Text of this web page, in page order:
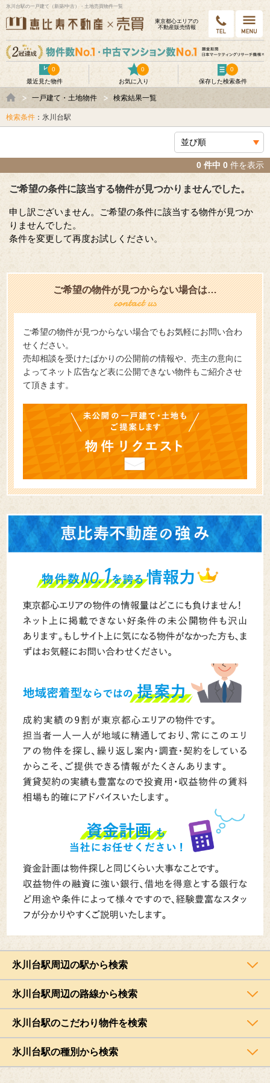
氷川台駅の一戸建て（新築/中古）・土地売買物件一覧
東京都⼼エリアの
不動産販売情報
最近見た物件
0
お気に入り
0
保存した検索条件
0
一戸建て・土地物件 検索結果一覧
検索条件 ：氷川台駅
0 件中 0 件を表示
ご希望の条件に該当する物件が見つかりませんでした。
申し訳ございません。ご希望の条件に該当する物件が見つか
りませんでした。
条件を変更して再度お試しください。
ご希望の物件が見つからない場合は…
ご希望の物件が見つからない場合でもお気軽にお問い合わ
せください。
売却相談を受けたばかりの公開前の情報や、売主の意向に
よってネット広告など表に公開できない物件もご紹介させ
て頂きます。
氷川台駅周辺の駅から検索
氷川台駅周辺の路線から検索
氷川台駅のこだわり物件を検索
氷川台駅の種別から検索